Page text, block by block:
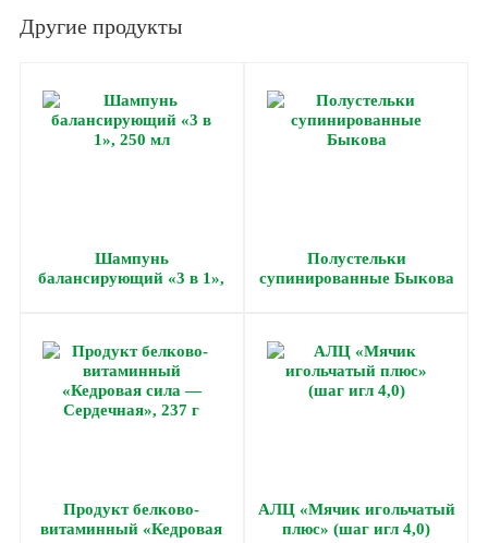
Другие продукты
Шампунь
балансирующий «3 в 1»,
Полустельки
супинированные Быкова
Продукт белково-
витаминный «Кедровая
АЛЦ «Мячик игольчатый
плюс» (шаг игл 4,0)